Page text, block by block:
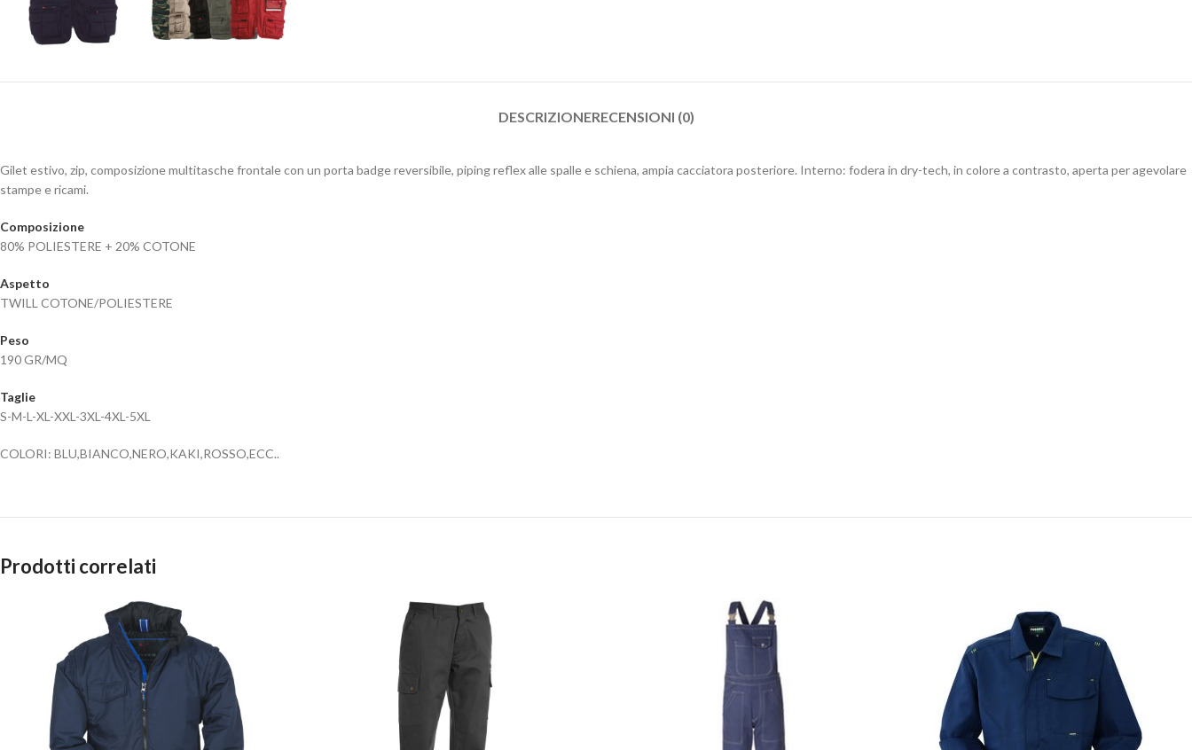
DESCRIZIONERECENSIONI (0)
Gilet estivo, zip, composizione multitasche frontale con un porta badge reversibile, piping reflex alle spalle e schiena, ampia cacciatora posteriore. Interno: fodera in dry-tech, in colore a contrasto, aperta per agevolare
stampe e ricami.
Composizione
80% POLIESTERE + 20% COTONE
Aspetto
TWILL COTONE/POLIESTERE
Peso
190 GR/MQ
Taglie
S-M-L-XL-XXL-3XL-4XL-5XL
COLORI: BLU,BIANCO,NERO,KAKI,ROSSO,ECC..
Prodotti correlati